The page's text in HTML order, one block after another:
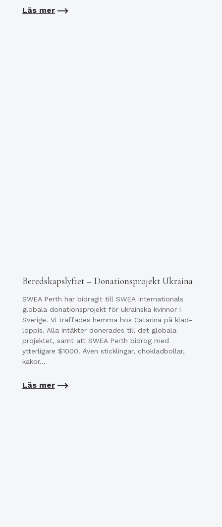
Läs mer
Beredskapslyftet – Donationsprojekt Ukraina
SWEA Perth har bidragit till SWEA Internationals
globala donationsprojekt för ukrainska kvinnor i
Sverige. Vi träffades hemma hos Catarina på kläd-
loppis. Alla intäkter donerades till det globala
projektet, samt att SWEA Perth bidrog med
ytterligare $1000. Även sticklingar, chokladbollar,
kakor…
Läs mer